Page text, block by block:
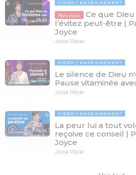
06:48
VIDÉO ENSEIGNEMENT
Nouveau
Ce que
l’évitez peut-être |
Joyce
Joyce Meyer
10:37
VIDÉO ENSEIGNEMENT
Le silence de Dieu
Pause vitaminée
Joyce Meyer
04:04
VIDÉO ENSEIGNEMENT
La peur lui a tout
reçoive ce conseil |
Joyce
Joyce Meyer